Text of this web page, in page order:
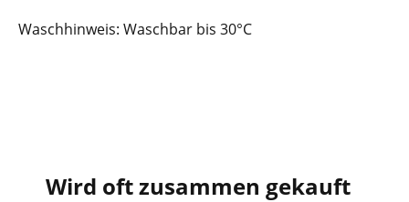
Waschhinweis: Waschbar bis 30°C
Wird oft zusammen gekauft